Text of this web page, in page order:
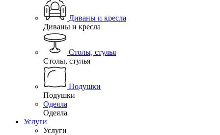
Диваны и кресла
Диваны и кресла
Столы, стулья
Столы, стулья
Подушки
Подушки
Одеяла
Одеяла
Услуги
Услуги